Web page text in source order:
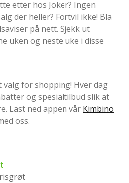
etter hos Joker? Ingen
der heller? Fortvil ikke! Bla
på nett. Sjekk ut
uken og neste uke i disse
valg for shopping! Hver dag
og spesialtilbud slik at
Last ned appen vår Kimbino
oss.